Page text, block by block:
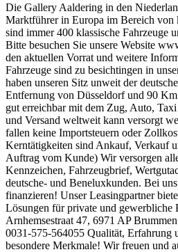
Die Gallery Aaldering in den
Marktführer in Europa im Bereich von
sind immer 400 klassische Fahrzeuge
Bitte besuchen Sie unsere Website
den aktuellen Vorrat und weitere
Fahrzeuge sind zu besichtingen in
haben unseren Sitz unweit der
Entfernung von Düsseldorf und 90
gut erreichbar mit dem Zug, Auto,
und Versand weltweit kann versorgt
fallen keine Importsteuern oder
Kerntätigkeiten sind Ankauf, Verkauf
Auftrag vom Kunde) Wir versorgen
Kennzeichen, Fahrzeugbrief,
deutsche- und Beneluxkunden. Bei
finanzieren! Unser Leasingpartner
Lösungen für private und
Arnhemsestraat 47, 6971 AP
0031-575-564055 Qualität, Erfahrung
besondere Merkmale! Wir freuen und